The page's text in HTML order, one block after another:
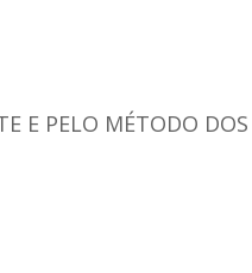
E PELO MÉTODO